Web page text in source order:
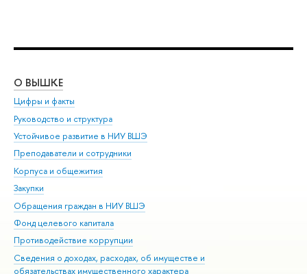
О ВЫШКЕ
Цифры и факты
Руководство и структура
Устойчивое развитие в НИУ ВШЭ
Преподаватели и сотрудники
Корпуса и общежития
Закупки
Обращения граждан в НИУ ВШЭ
Фонд целевого капитала
Противодействие коррупции
Сведения о доходах, расходах, об имуществе и
обязательствах имущественного характера